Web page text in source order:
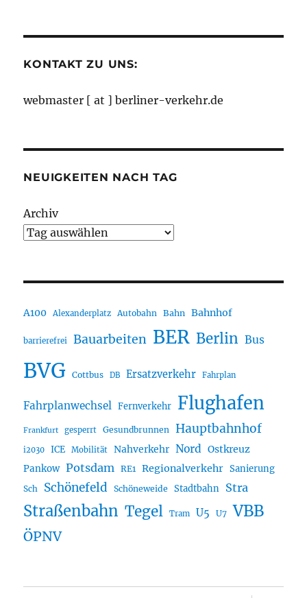
KONTAKT ZU UNS:
webmaster [ at ] berliner-verkehr.de
NEUIGKEITEN NACH TAG
Archiv
A100 Alexanderplatz Autobahn Bahn Bahnhof
barrierefrei Bauarbeiten BER Berlin Bus
BVG Cottbus DB Ersatzverkehr Fahrplan
Fahrplanwechsel Fernverkehr Flughafen
Frankfurt gesperrt Gesundbrunnen Hauptbahnhof
i2030 ICE Mobilität Nahverkehr Nord Ostkreuz
Pankow Potsdam RE1 Regionalverkehr Sanierung
Sch Schönefeld Schöneweide Stadtbahn Stra
Straßenbahn Tegel Tram U5 U7 VBB
ÖPNV